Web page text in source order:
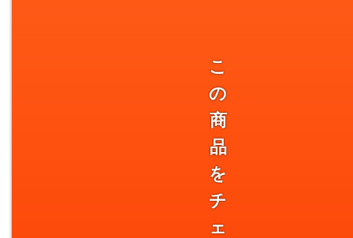
こ
の
商
品
を
チ
ェ